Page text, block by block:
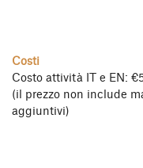
Costi
Costo attività IT e EN:
(il prezzo non include
aggiuntivi)